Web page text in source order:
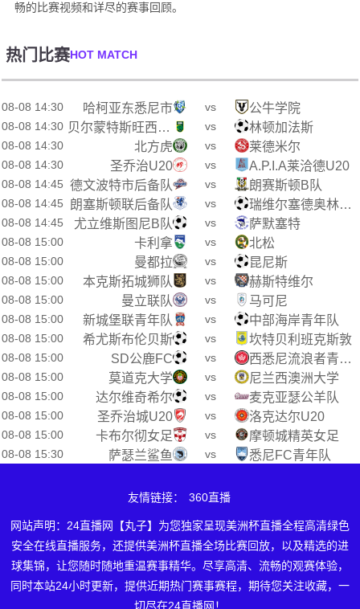
畅的比赛视频和详尽的赛事回顾。
热门比赛HOT MATCH
08-08 14:30 哈柯亚东悉尼市 vs 公牛学院
08-08 14:30 贝尔蒙特斯旺西SC vs 林顿加法斯
08-08 14:30 北方虎 vs 莱德米尔
08-08 14:30 圣乔治U20 vs A.P.I.A莱洽德U20
08-08 14:45 德文波特市后备队 vs 朗赛斯顿B队
08-08 14:45 朗塞斯顿联后备队 vs 瑞维尔塞德奥林匹克B队
08-08 14:45 尤立维斯图尼B队 vs 萨默塞特
08-08 15:00 卡利拿 vs 北松
08-08 15:00 曼都拉 vs 昆尼斯
08-08 15:00 本克斯拓城狮队 vs 赫斯特维尔
08-08 15:00 曼立联队 vs 马可尼
08-08 15:00 新城堡联青年队 vs 中部海岸青年队
08-08 15:00 希尤斯布伦贝斯 vs 坎特贝利班克斯敦
08-08 15:00 SD公鹿FC vs 西悉尼流浪者青年队
08-08 15:00 莫道克大学 vs 尼兰西澳洲大学
08-08 15:00 达尔维奇希尔 vs 麦克亚瑟公羊队
08-08 15:00 圣乔治城U20 vs 洛克达尔U20
08-08 15:00 卡布尔彻女足 vs 摩顿城精英女足
08-08 15:30 萨瑟兰鲨鱼 vs 悉尼FC青年队
友情链接： 360直播
网站声明：24直播网【丸子】为您独家呈现美洲杯直播全程高清绿色
安全在线直播服务，还提供美洲杯直播全场比赛回放，以及精选的进
球集锦，让您随时随地重温赛事精华。尽享高清、流畅的观赛体验，
同时本站24小时更新，提供近期热门赛事赛程，期待您关注收藏，一
切尽在24直播网！